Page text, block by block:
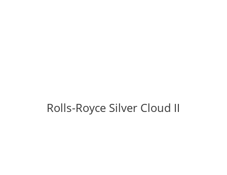
Rolls-Royce Silver Cloud II